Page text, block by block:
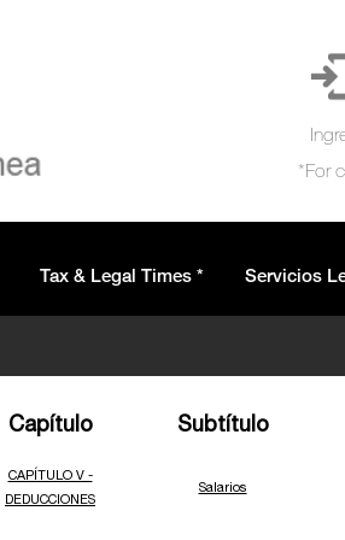
Tax & Legal Times * Servicios